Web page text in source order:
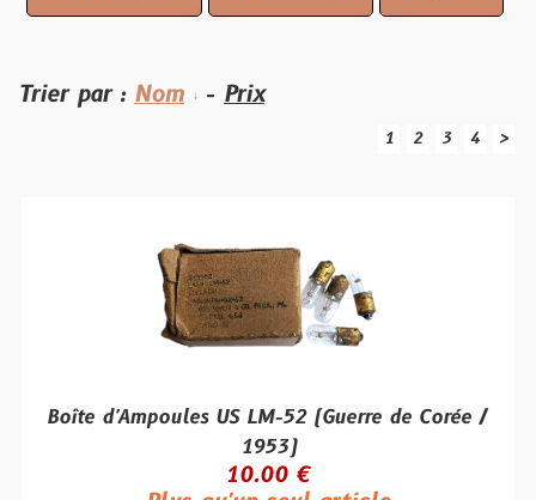
Trier par : Nom - Prix
1 2 3 4 >
Boîte d'Ampoules US LM-52 (Guerre de Corée /
1953)
10.00 €